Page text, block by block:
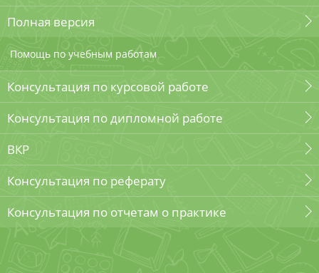
Полная версия
Помощь по учебным работам
Консультация по курсовой работе
Консультация по дипломной работе
ВКР
Консультация по реферату
Консультация по отчетам о практике